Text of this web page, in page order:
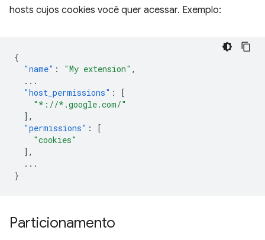
hosts cujos cookies você quer acessar. Exemplo:
{
"name" : "My extension" ,
...
"host_permissions" :
[
"*://*.google.com/"
],
"permissions" :
[
"cookies"
],
...
}
Particionamento